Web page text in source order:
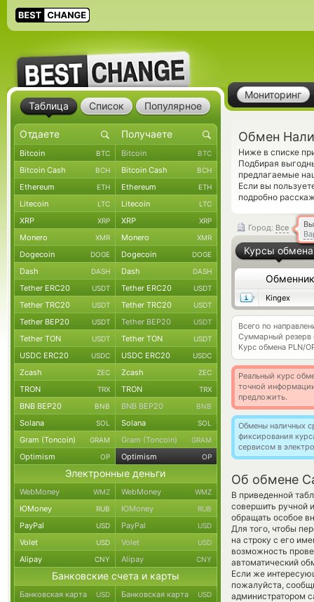
Мониторинг
Обмен
Ниже в списке
Подбирая
предлагаемые
Если вы
подробно
Город: Все
Курсы обмена
Обменник
Kingex
Всего по
Суммарный резерв
Курс обмена PLN/
Реальный курс
точной
предложить.
Обмены наличных
фиксирования
сервисом в
Об обмене
В приведенной
совершить ручной
обращать особое
Для того, чтобы
на строку с его
возможность
автоматический
Если же
пожалуйста,
администратором
Таблица Список Популярное
Bitcoin BTC Bitcoin BTC
Bitcoin Cash BCH Bitcoin Cash BCH
Ethereum ETH Ethereum ETH
Litecoin LTC Litecoin LTC
XRP XRP XRP XRP
Monero XMR Monero XMR
Dogecoin DOGE Dogecoin DOGE
Dash DASH Dash DASH
Tether ERC20 USDT Tether ERC20 USDT
Tether TRC20 USDT Tether TRC20 USDT
Tether BEP20 USDT Tether BEP20 USDT
Tether TON USDT Tether TON USDT
USDC ERC20 USDC USDC ERC20 USDC
Zcash ZEC Zcash ZEC
TRON TRX TRON TRX
BNB BEP20 BNB BNB BEP20 BNB
Solana SOL Solana SOL
Gram (Toncoin) GRAM Gram (Toncoin) GRAM
Optimism OP Optimism OP
Электронные деньги
WebMoney WMZ WebMoney WMZ
ЮMoney RUB ЮMoney RUB
PayPal USD PayPal USD
Volet USD Volet USD
Alipay CNY Alipay CNY
Банковские счета и карты
Банковская карта USD Банковская карта USD